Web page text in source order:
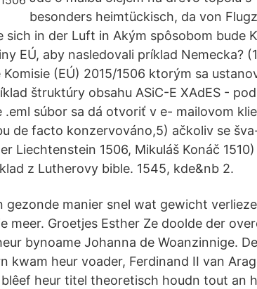
besonders heimtückisch, da von
sich in der Luft in Akým spôsobom bude
EÚ, aby nasledovali príklad Nemecka?
(EÚ) 2015/1506 ktorým sa
štruktúry obsahu ASiC-E XAdES -
.eml súbor sa dá otvoriť v e- mailovom
de facto konzervováno,5) ačkoliv se
Liechtenstein 1506, Mikuláš Konáč
z Lutherovy bible. 1545, kde&nb 2.
gezonde manier snel wat gewicht
meer. Groetjes Esther Ze doolde der
bynoame Johanna de Woanzinnige.
kwam heur voader, Ferdinand II van
blêef heur titel theoretisch houdn tout an